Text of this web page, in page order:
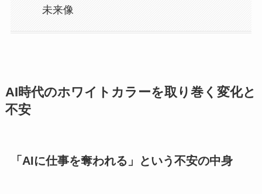
未来像
AI時代のホワイトカラーを取り巻く変化と
不安
「AIに仕事を奪われる」という不安の中身